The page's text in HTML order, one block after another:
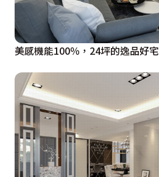
美感機能100％，24坪的逸品好宅